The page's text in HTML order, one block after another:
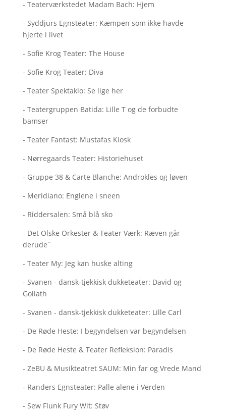
- Teaterværkstedet Madam Bach: Hjem
- Syddjurs Egnsteater: Kæmpen som ikke havde
hjerte i livet
- Sofie Krog Teater: The House
- Sofie Krog Teater: Diva
- Teater Spektaklo: Se lige her
- Teatergruppen Batida: Lille T og de forbudte
bamser
- Teater Fantast: Mustafas Kiosk
- Nørregaards Teater: Historiehuset
- Gruppe 38 & Carte Blanche: Androkles og løven
- Meridiano: Englene i sneen
- Riddersalen: Små blå sko
- Det Olske Orkester & Teater Værk: Ræven går
derude¨
- Teater My: Jeg kan huske alting
- Svanen - dansk-tjekkisk dukketeater: David og
Goliath
- Svanen - dansk-tjekkisk dukketeater: Lille Carl
- De Røde Heste: I begyndelsen var begyndelsen
- De Røde Heste & Teater Refleksion: Paradis
- ZeBU & Musikteatret SAUM: Min far og Vrede Mand
- Randers Egnsteater: Palle alene i Verden
- Sew Flunk Fury Wit: Støv